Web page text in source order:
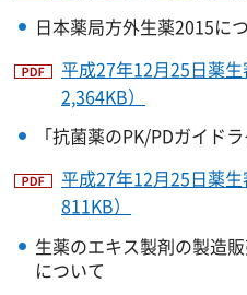
日本薬局方外生薬2015に
平成27年12月25日薬
2,364KB）
「抗菌薬のPK/PDガイド
平成27年12月25日薬
811KB）
生薬のエキス製剤の製造
について